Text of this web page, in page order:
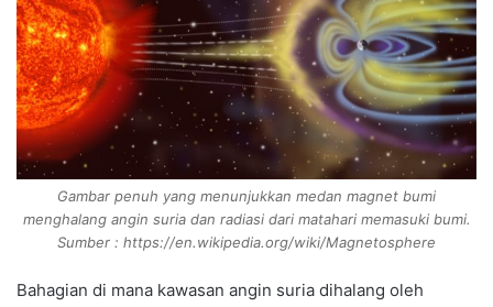
Gambar penuh yang menunjukkan medan magnet bumi
menghalang angin suria dan radiasi dari matahari memasuki bumi.
Sumber : https://en.wikipedia.org/wiki/Magnetosphere
Bahagian di mana kawasan angin suria dihalang oleh